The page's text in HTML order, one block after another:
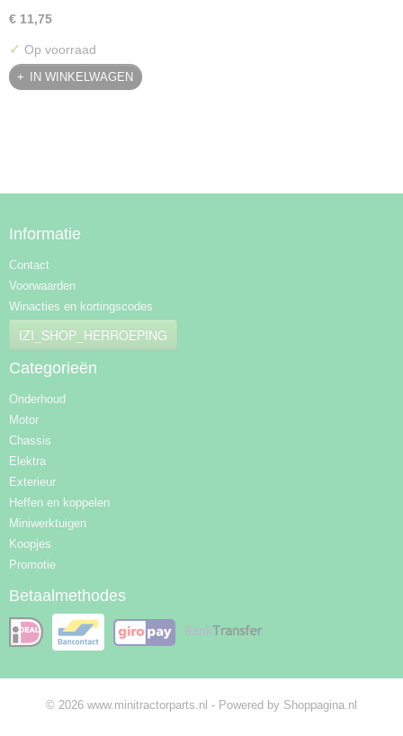
€ 11,75
✓ Op voorraad
IN WINKELWAGEN
Informatie
Contact
Voorwaarden
Winacties en kortingscodes
IZI_SHOP_HERROEPING
Categorieën
Onderhoud
Motor
Chassis
Elektra
Exterieur
Heffen en koppelen
Miniwerktuigen
Koopjes
Promotie
Betaalmethodes
© 2026 www.minitractorparts.nl - Powered by Shoppagina.nl